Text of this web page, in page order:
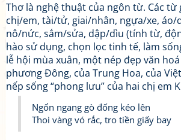
Thơ là nghệ thuật của ngôn từ. Các từ
chị/em, tài/tử, giai/nhân, ngựa/xe, áo/
nô/nức, sắm/sửa, dập/dìu (tính từ,
hào sử dụng, chọn lọc tinh tế, làm
lễ hội mùa xuân, một nép đẹp văn
phương Đông, của Trung Hoa, của
nếp sống “phong lưu” của hai chị em
Ngổn ngang gò đống kéo lên
Thoi vàng vó rắc, tro tiền giấy bay